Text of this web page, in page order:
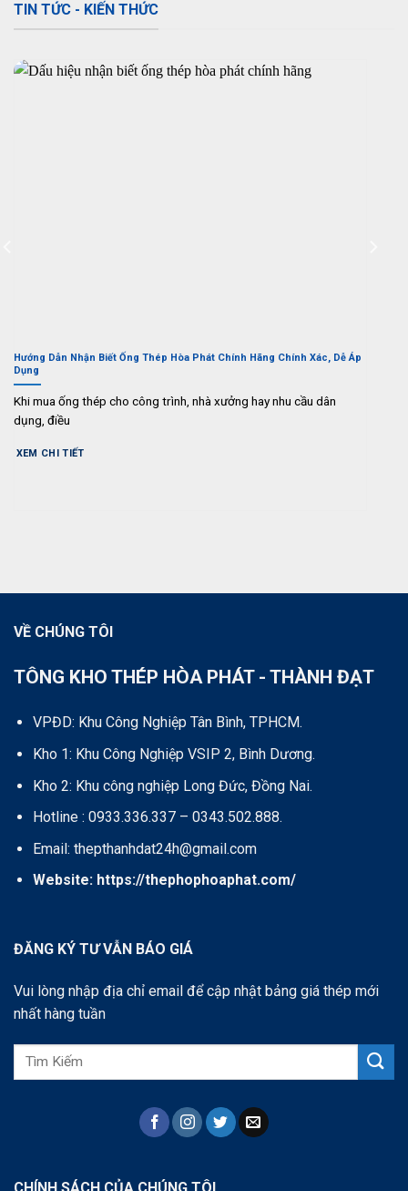
TIN TỨC - KIẾN THỨC
Hướng Dẫn Nhận Biết Ống Thép Hòa Phát Chính Hãng Chính Xác, Dễ Áp
Dụng
Khi mua ống thép cho công trình, nhà xưởng hay nhu cầu dân
dụng, điều
XEM CHI TIẾT
VỀ CHÚNG TÔI
TÔNG KHO THÉP HÒA PHÁT - THÀNH ĐẠT
VPĐD: Khu Công Nghiệp Tân Bình, TPHCM.
Kho 1: Khu Công Nghiệp VSIP 2, Bình Dương.
Kho 2: Khu công nghiệp Long Đức, Đồng Nai.
Hotline : 0933.336.337 – 0343.502.888.
Email: thepthanhdat24h@gmail.com
Website: https://thephophoaphat.com/
ĐĂNG KÝ TƯ VẪN BÁO GIÁ
Vui lòng nhập địa chỉ email để cập nhật bảng giá thép mới
nhất hàng tuần